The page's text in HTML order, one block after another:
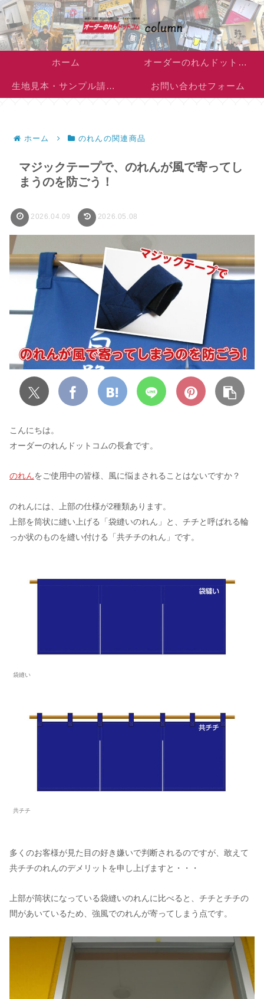
ホーム オーダーのれんドットコム
生地見本・サンプル請求フォーム お問い合わせフォーム
ホーム のれんの関連商品
マジックテープで、のれんが風で寄ってし
まうのを防ごう！
2026.04.09 2026.05.08
こんにちは。
オーダーのれんドットコムの長倉です。
のれんをご使用中の皆様、風に悩まされることはないですか？
のれんには、上部の仕様が2種類あります。
上部を筒状に縫い上げる「袋縫いのれん」と、チチと呼ばれる輪
っか状のものを縫い付ける「共チチのれん」です。
袋縫い
共チチ
多くのお客様が見た目の好き嫌いで判断されるのですが、敢えて
共チチのれんのデメリットを申し上げますと・・・
上部が筒状になっている袋縫いのれんに比べると、チチとチチの
間があいているため、強風でのれんが寄ってしまう点です。